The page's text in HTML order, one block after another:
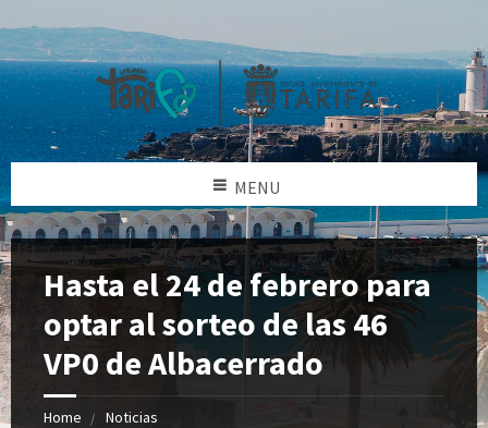
MENU
Hasta el 24 de febrero para
optar al sorteo de las 46
VP0 de Albacerrado
Home Noticias